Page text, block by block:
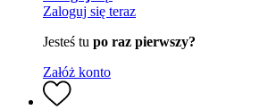
Zaloguj się teraz
Jesteś tu po raz pierwszy?
Załóż konto